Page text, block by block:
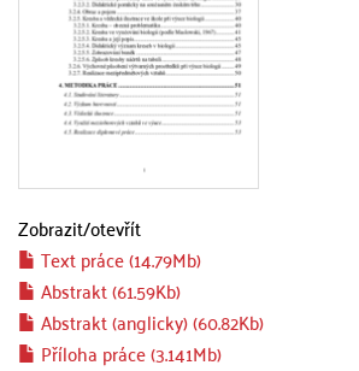
Zobrazit/otevřít
Text práce (14.79Mb)
Abstrakt (61.59Kb)
Abstrakt (anglicky) (60.82Kb)
Příloha práce (3.141Mb)